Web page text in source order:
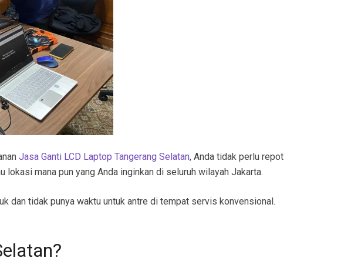
Jasa Ganti LCD Laptop Tangerang Selatan, Anda tidak perlu repot
mana pun yang Anda inginkan di seluruh wilayah Jakarta.
dan tidak punya waktu untuk antre di tempat servis konvensional.